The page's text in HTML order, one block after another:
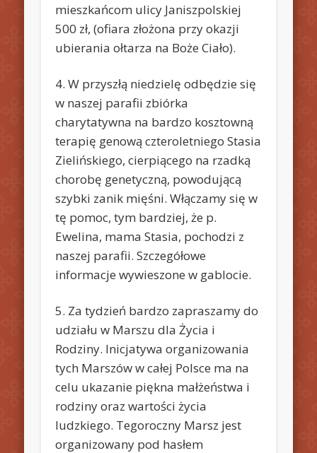
mieszkańcom ulicy Janiszpolskiej
500 zł, (ofiara złożona przy okazji
ubierania ołtarza na Boże Ciało).
4. W przyszłą niedzielę odbędzie się
w naszej parafii zbiórka
charytatywna na bardzo kosztowną
terapię genową czteroletniego Stasia
Zielińskiego, cierpiącego na rzadką
chorobę genetyczną, powodującą
szybki zanik mięśni. Włączamy się w
tę pomoc, tym bardziej, że p.
Ewelina, mama Stasia, pochodzi z
naszej parafii. Szczegółowe
informacje wywieszone w gablocie.
5. Za tydzień bardzo zapraszamy do
udziału w Marszu dla Życia i
Rodziny. Inicjatywa organizowania
tych Marszów w całej Polsce ma na
celu ukazanie piękna małżeństwa i
rodziny oraz wartości życia
ludzkiego. Tegoroczny Marsz jest
organizowany pod hasłem